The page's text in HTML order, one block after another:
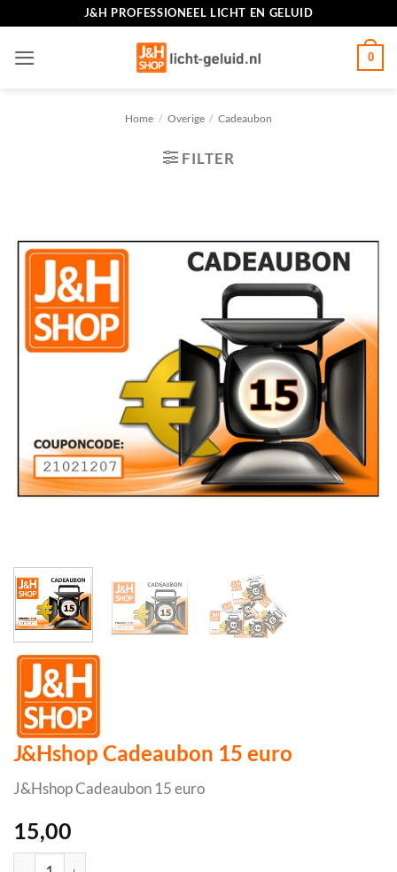
inhoud
J&H PROFESSIONEEL LICHT EN GELUID
0
Home / Overige / Cadeaubon
FILTER
J&Hshop Cadeaubon 15 euro
J&Hshop Cadeaubon 15 euro
15,00
J&Hshop Cadeaubon 15 euro aantal